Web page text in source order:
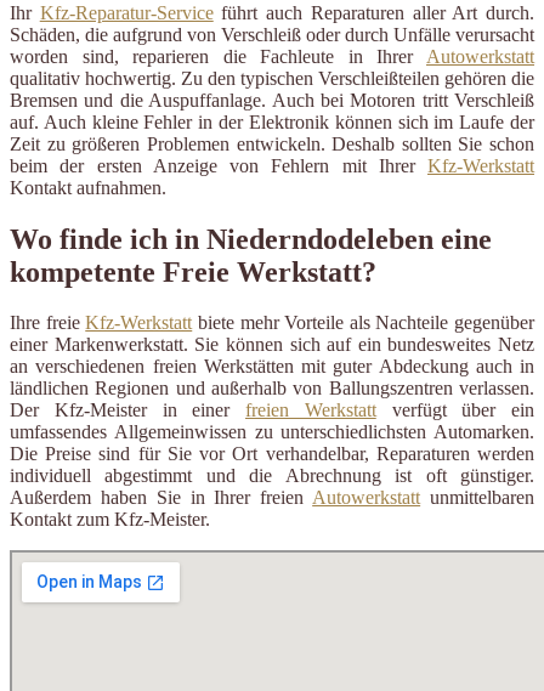
Ihr Kfz-Reparatur-Serviceführt auch Reparaturen aller Art durch.
Schäden, die aufgrund von Verschleiß oder durch Unfälle verursacht
worden sind, reparieren die Fachleute in Ihrer Autowerkstatt
qualitativ hochwertig. Zu den typischen Verschleißteilen gehören die
Bremsen und die Auspuffanlage. Auch bei Motoren tritt Verschleiß
auf. Auch kleine Fehler in der Elektronik können sich im Laufe der
Zeit zu größeren Problemen entwickeln. Deshalb sollten Sie schon
beim der ersten Anzeige von Fehlern mit Ihrer Kfz-Werkstatt
Kontakt aufnahmen.
Wo finde ich in Niederndodeleben eine
kompetente Freie Werkstatt?
Ihre freieKfz-Werkstattbiete mehr Vorteile als Nachteile gegenüber
einer Markenwerkstatt. Sie können sich auf ein bundesweites Netz
an verschiedenen freien Werkstätten mit guter Abdeckung auch in
ländlichen Regionen und außerhalb von Ballungszentren verlassen.
Der Kfz-Meister in einer freien Werkstattverfügt über ein
umfassendes Allgemeinwissen zu unterschiedlichsten Automarken.
Die Preise sind für Sie vor Ort verhandelbar, Reparaturen werden
individuell abgestimmt und die Abrechnung ist oft günstiger.
Außerdem haben Sie in Ihrer freienAutowerkstattunmittelbaren
Kontakt zum Kfz-Meister.